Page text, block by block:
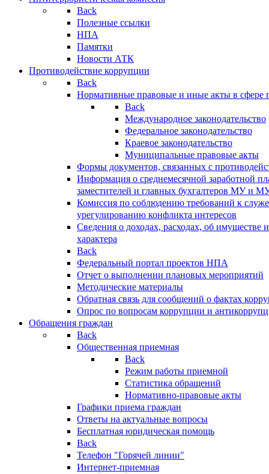
Back
Полезные ссылки
НПА
Памятки
Новости АТК
Противодействие коррупции
Back
Нормативные правовые и иные акты в сфере
Back
Международное законодательство
Федеральное законодательство
Краевое законодательство
Муниципальные правовые акты
Формы документов, связанных с
Информация о среднемесячной заработной
заместителей и главных бухгалтеров МУ и
Комиссия по соблюдению требований к
урегулированию конфликта интересов
Сведения о доходах, расходах, об имуществе
характера
Back
Федеральный портал проектов НПА
Отчет о выполнении плановых мероприятий
Методические материалы
Обратная связь для сообщений о фактах
Опрос по вопросам коррупции и
Обращения граждан
Back
Общественная приемная
Back
Режим работы приемной
Статистика обращений
Нормативно-правовые акты
Графики приема граждан
Ответы на актуальные вопросы
Бесплатная юридическая помощь
Back
Телефон "Горячей линии"
Интернет-приемная